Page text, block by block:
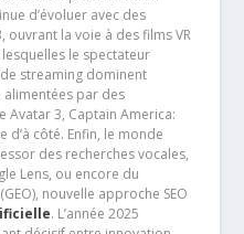
d’évoluer avec des
ouvrant la voie à des films VR
le spectateur
streaming dominent
par des
3, Captain America:
d’à côté. Enfin, le monde
des recherches vocales,
Lens, ou encore du
nouvelle approche SEO
. L’année 2025